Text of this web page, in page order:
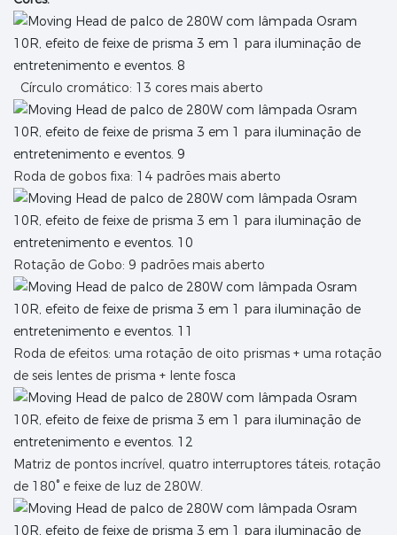
Círculo cromático: 13 cores mais aberto
Roda de gobos fixa: 14 padrões mais aberto
Rotação de Gobo: 9 padrões mais aberto
Roda de efeitos: uma rotação de oito prismas + uma rotação
de seis lentes de prisma + lente fosca
Matriz de pontos incrível, quatro interruptores táteis, rotação
de 180° e feixe de luz de 280W.